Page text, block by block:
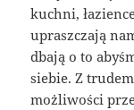
kuchni,
upraszczają
dbają o to
siebie. Z
możliwości